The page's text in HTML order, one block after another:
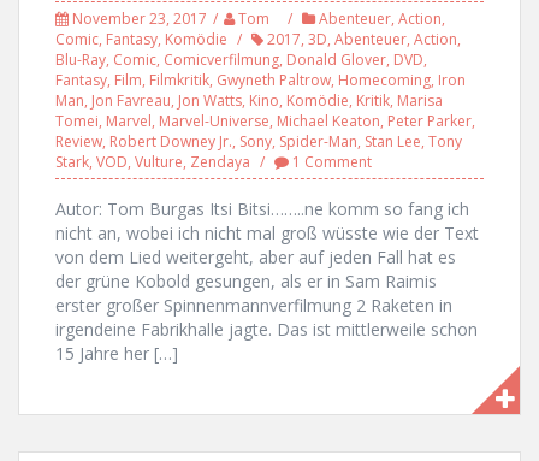
November 23, 2017 Tom Abenteuer, Action,
Comic, Fantasy, Komödie 2017, 3D, Abenteuer, Action,
Blu-Ray, Comic, Comicverfilmung, Donald Glover, DVD,
Fantasy, Film, Filmkritik, Gwyneth Paltrow, Homecoming, Iron
Man, Jon Favreau, Jon Watts, Kino, Komödie, Kritik, Marisa
Tomei, Marvel, Marvel-Universe, Michael Keaton, Peter Parker,
Review, Robert Downey Jr., Sony, Spider-Man, Stan Lee, Tony
Stark, VOD, Vulture, Zendaya 1 Comment
Autor: Tom Burgas Itsi Bitsi……..ne komm so fang ich
nicht an, wobei ich nicht mal groß wüsste wie der Text
von dem Lied weitergeht, aber auf jeden Fall hat es
der grüne Kobold gesungen, als er in Sam Raimis
erster großer Spinnenmannverfilmung 2 Raketen in
irgendeine Fabrikhalle jagte. Das ist mittlerweile schon
15 Jahre her […]